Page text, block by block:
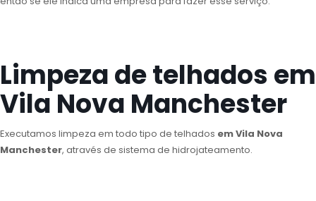
Limpeza de telhados em
Vila Nova Manchester
Executamos limpeza em todo tipo de telhados em Vila Nova
Manchester, através de sistema de hidrojateamento.